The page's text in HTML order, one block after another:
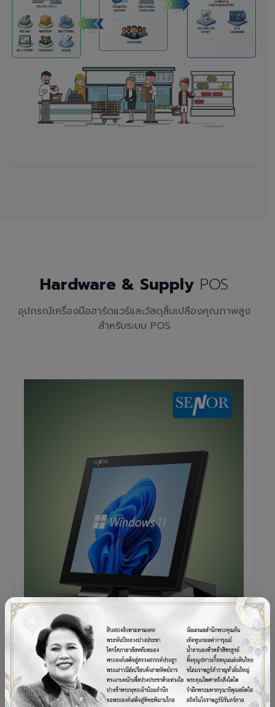
Hardware & Supply POS
อุปกรณ์เครื่องมือฮาร์ดแวร์และวัสดุสิ้นเปลืองคุณภาพสูง
สำหรับระบบ POS
POS TERMINAL